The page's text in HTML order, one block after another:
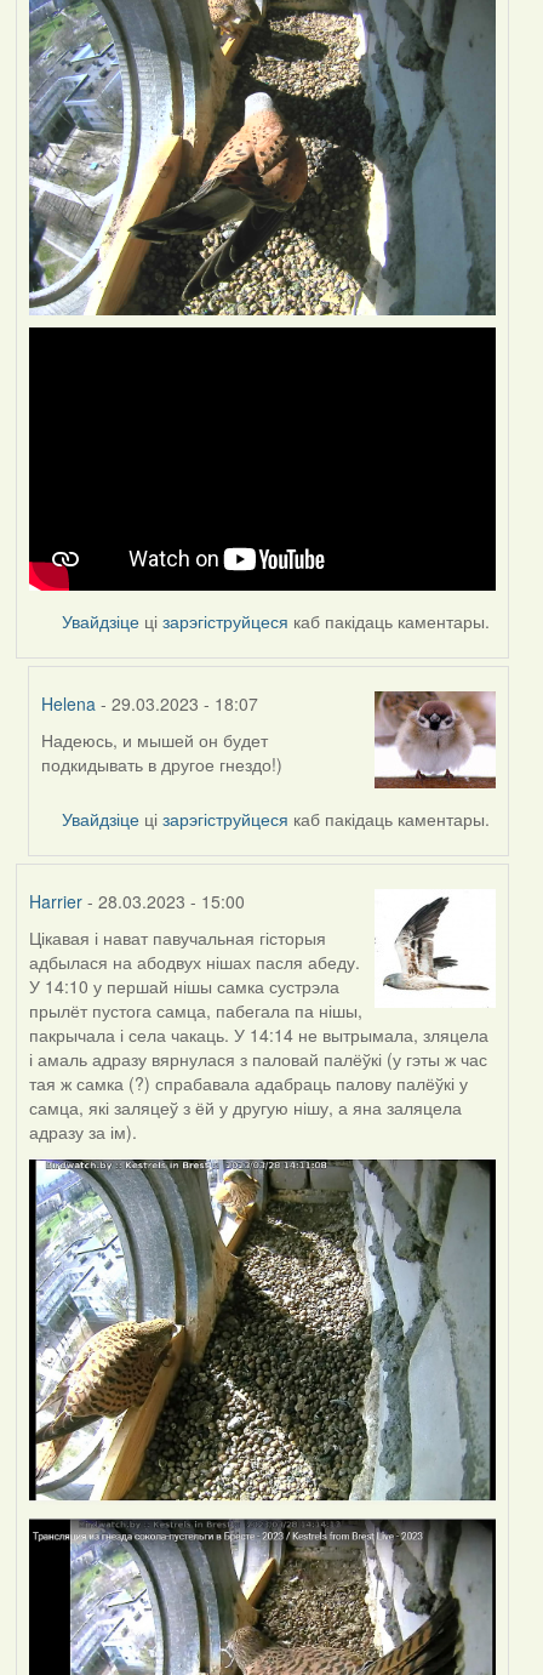
Увайдзіце цізарэгіструйцеся каб пакідаць каментары.
Helena - 29.03.2023 - 18:07
In
reply
Feather
Надеюсь, и мышей он будет
подкидывать в другое гнездо!)
Увайдзіце цізарэгіструйцеся каб пакідаць каментары.
Harrier- 28.03.2023 - 15:00
Цікавая і нават павучальная гісторыя
адбылася на абодвух нішах пасля абеду.
У 14:10 у першай нішы самка сустрэла
прылёт пустога самца, пабегала па нішы,
пакрычала і села чакаць. У 14:14 не вытрымала, зляцела
і амаль адразу вярнулася з паловай палёўкі (у гэты ж час
тая ж самка (?) спрабавала адабраць палову палёўкі у
самца, які заляцеў з ёй у другую нішу, а яна заляцела
адразу за ім).